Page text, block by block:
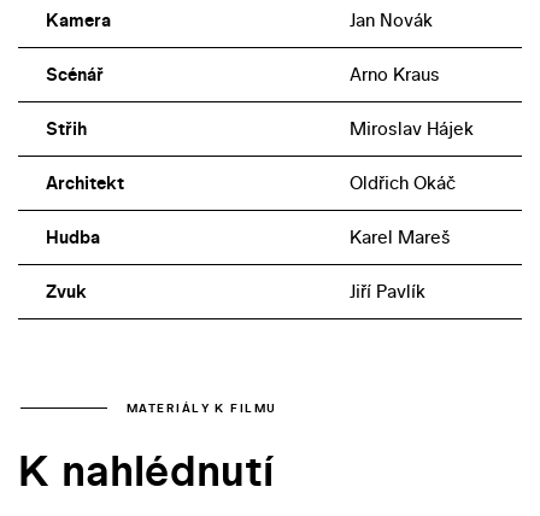
Kamera Jan Novák
Scénář Arno Kraus
Střih Miroslav Hájek
Architekt Oldřich Okáč
Hudba Karel Mareš
Zvuk Jiří Pavlík
MATERIÁLY K FILMU
K nahlédnutí